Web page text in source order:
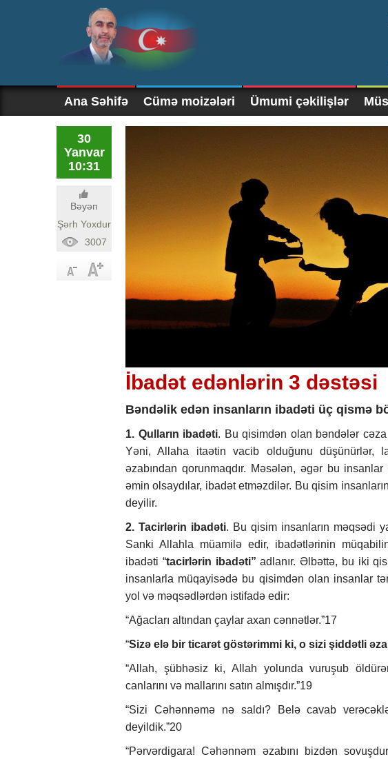
Ana Səhifə Cümə moizələri Ümumi çəkilişlər
30
Yanvar
10:31
Bəyən
Şərh Yoxdur
3007
İbadət edənlərin 3 dəstəsi
Bəndəlik edən insanların ibadəti üç qismə
1. Qulların ibadəti. Bu qisimdən olan bəndələr
Yəni, Allaha itaətin vacib olduğunu düşünürlər,
əzabından qorunmaqdır. Məsələn, əgər bu
əmin olsaydılar, ibadət etməzdilər. Bu qisim
deyilir.
2. Tacirlərin ibadəti. Bu qisim insanların məqsədi
Sanki Allahla müamilə edir, ibadətlərinin
ibadəti “tacirlərin ibadəti” adlanır. Əlbəttə, bu iki
insanlarla müqayisədə bu qisimdən olan insanlar
yol və məqsədlərdən istifadə edir:
“Ağacları altından çaylar axan cənnətlər.”17
“Sizə elə bir ticarət göstərimmi ki, o sizi şiddətli
“Allah, şübhəsiz ki, Allah yolunda vuruşub
canlarını və mallarını satın almışdır.”19
“Sizi Cəhənnəmə nə saldı? Belə cavab
deyildik.”20
“Pərvərdigara! Cəhənnəm əzabını bizdən